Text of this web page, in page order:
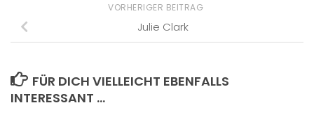
VORHERIGER BEITRAG
Julie Clark
FÜR DICH VIELLEICHT EBENFALLS
INTERESSANT …